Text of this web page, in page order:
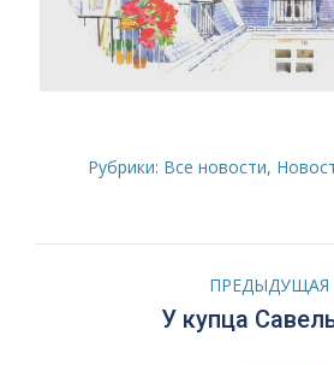
Рубрики: Все новости,
НавигацияПРЕДЫДУЩАЯ
У купца